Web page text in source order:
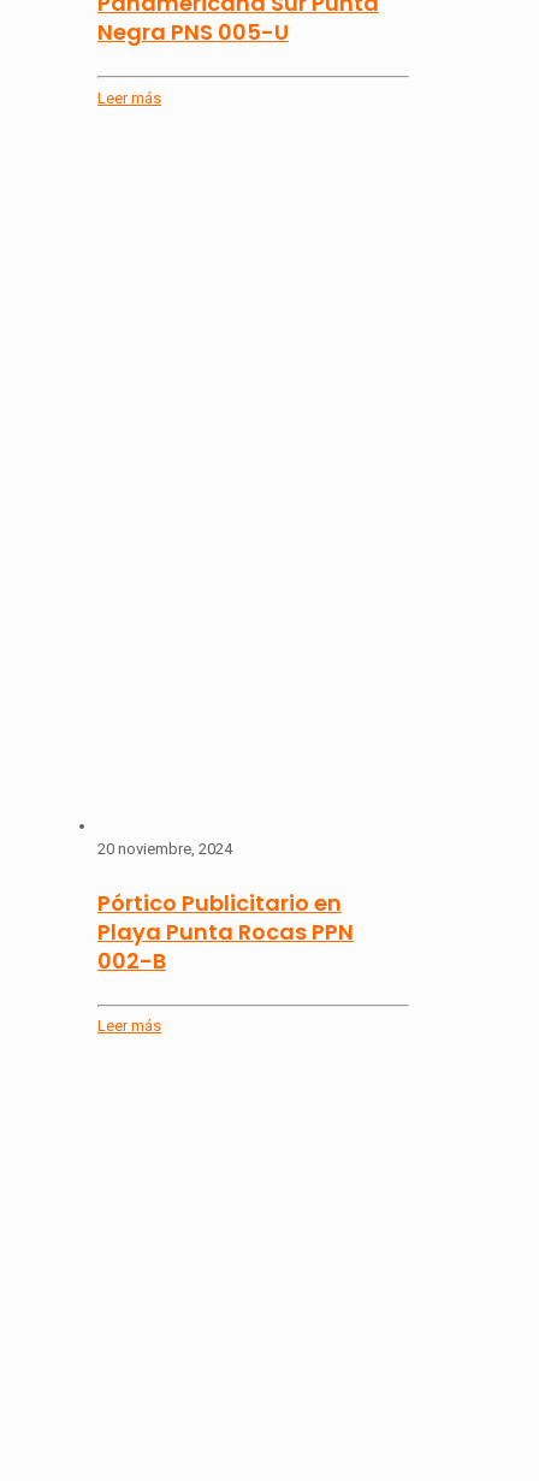
Negra PNS 005-U
Leer más
20 noviembre, 2024
Pórtico Publicitario en
Playa Punta Rocas PPN
002-B
Leer más